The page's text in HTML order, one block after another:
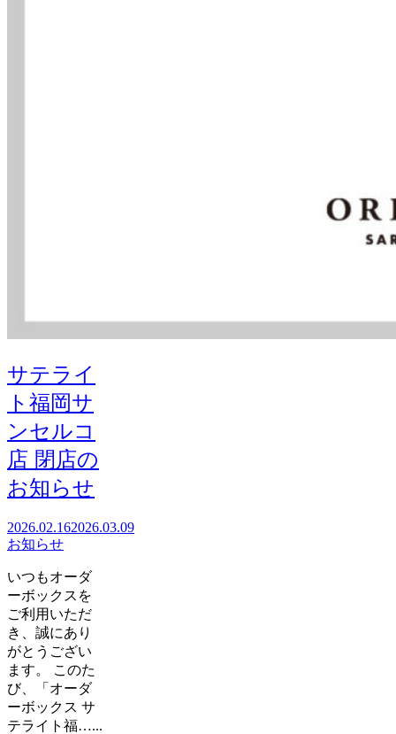
サテライ
ト福岡サ
ンセルコ
店 閉店の
お知らせ
2026.02.162026.03.09
お知らせ
いつもオーダ
ーボックスを
ご利用いただ
き、誠にあり
がとうござい
ます。 このた
び、「オーダ
ーボックス サ
テライト福…...